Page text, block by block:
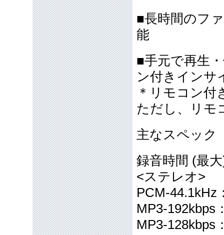
■長時間のフ
能
■手元で再生
ン付きインサ
＊リモコン付
ただし、リモ
主なスペック
録音時間 (最
<ステレオ>
PCM-44.1kHz
MP3-192kbps
MP3-128kbps